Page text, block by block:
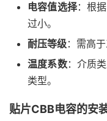
电容值选择：根
过小。
耐压等级：需高
温度系数：介质
类型。
贴片CBB电容的安